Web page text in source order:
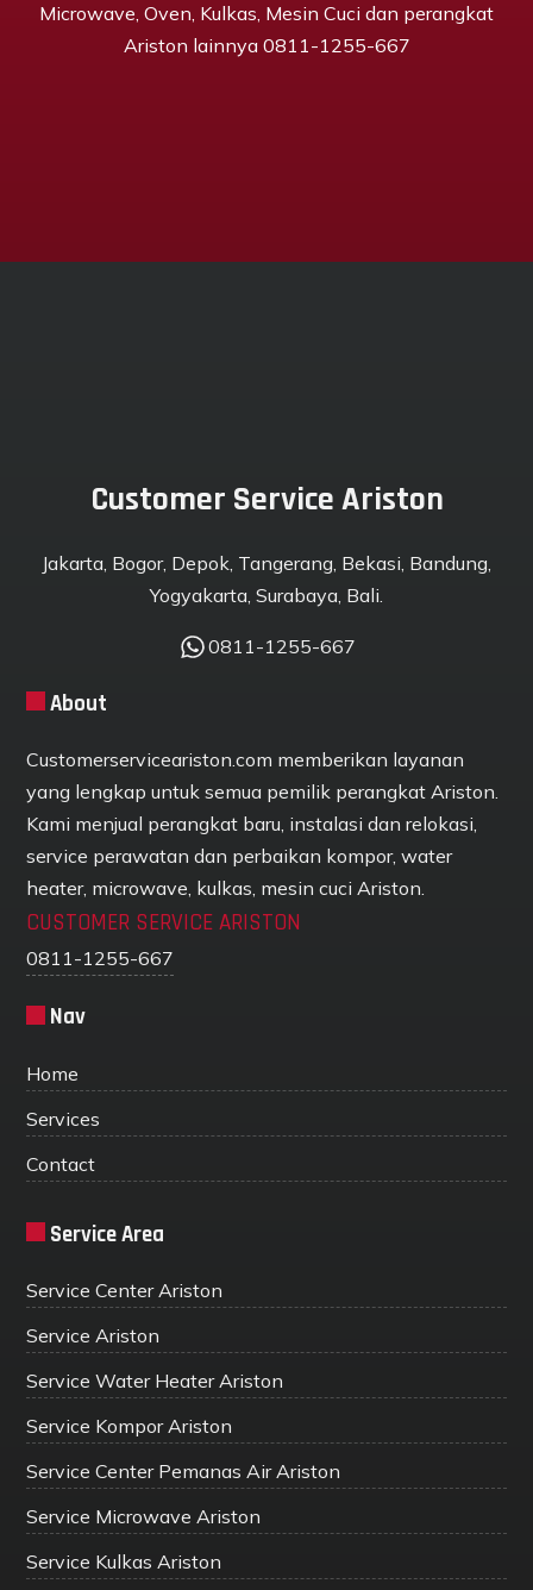
Microwave, Oven, Kulkas, Mesin Cuci dan perangkat
Ariston lainnya 0811-1255-667
Customer Service Ariston
Jakarta, Bogor, Depok, Tangerang, Bekasi, Bandung,
Yogyakarta, Surabaya, Bali.
0811-1255-667
About
Customerserviceariston.com memberikan layanan
yang lengkap untuk semua pemilik perangkat Ariston.
Kami menjual perangkat baru, instalasi dan relokasi,
service perawatan dan perbaikan kompor, water
heater, microwave, kulkas, mesin cuci Ariston.
CUSTOMER SERVICE ARISTON
0811-1255-667
Nav
Home
Services
Contact
Service Area
Service Center Ariston
Service Ariston
Service Water Heater Ariston
Service Kompor Ariston
Service Center Pemanas Air Ariston
Service Microwave Ariston
Service Kulkas Ariston